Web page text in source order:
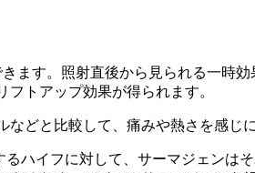
ます。照射直後から見られる一時
トアップ効果が得られます。
どと比較して、痛みや熱さを感じ
ハイフに対して、サーマジェン